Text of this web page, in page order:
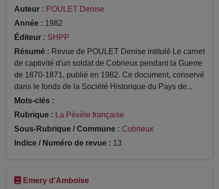
Auteur : POULET Denise
Année : 1982
Éditeur : SHPP
Résumé : Revue de POULET Denise intitulé Le carnet
de captivité d'un soldat de Cobrieux pendant la Guerre
de 1870-1871, publié en 1982. Ce document, conservé
dans le fonds de la Société Historique du Pays de...
Mots-clés :
Rubrique : La Pévèle française
Sous-Rubrique / Commune : Cobrieux
Indice / Numéro de revue : 13
Emery d'Amboise